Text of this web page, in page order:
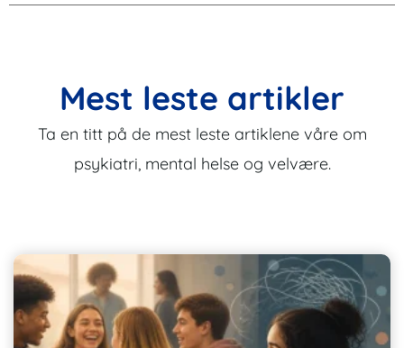
Mest leste artikler
Ta en titt på de mest leste artiklene våre om
psykiatri, mental helse og velvære.